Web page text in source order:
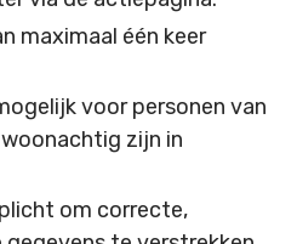
maximaal één keer
voor personen van
zijn in
om correcte,